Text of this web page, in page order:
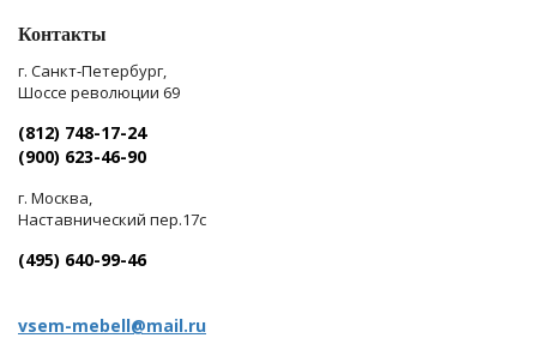
Контакты
г. Санкт-Петербург,
Шоссе революции 69
(812) 748-17-24
(900) 623-46-90
г. Москва,
Наставнический пер.17с
(495) 640-99-46
vsem-mebell@mail.ru